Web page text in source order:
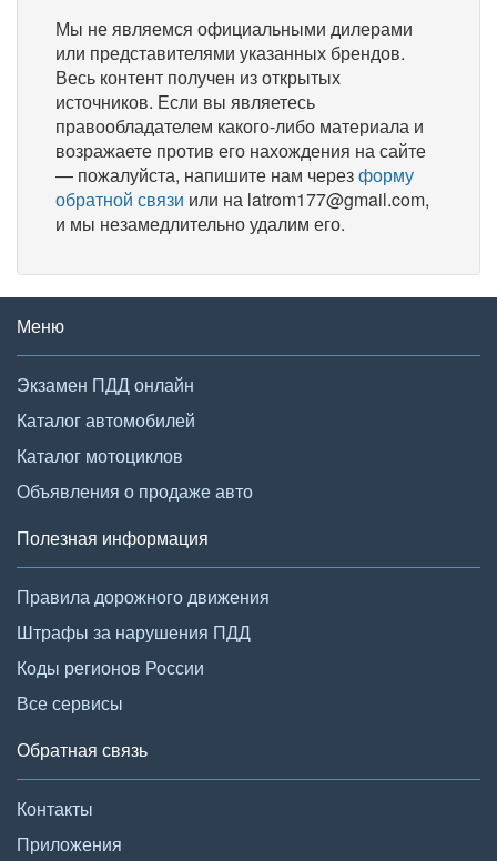
Мы не являемся официальными дилерами
или представителями указанных брендов.
Весь контент получен из открытых
источников. Если вы являетесь
правообладателем какого-либо материала и
возражаете против его нахождения на сайте
— пожалуйста, напишите нам черезформу
обратной связи или на latrom177@gmail.com,
и мы незамедлительно удалим его.
Меню
Экзамен ПДД онлайн
Каталог автомобилей
Каталог мотоциклов
Объявления о продаже авто
Полезная информация
Правила дорожного движения
Штрафы за нарушения ПДД
Коды регионов России
Все сервисы
Обратная связь
Контакты
Приложения